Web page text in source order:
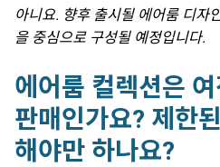
아니요. 향후 출시될 에어룸 디자
을 중심으로 구성될 예정입니다.
에어룸 컬렉션은
판매인가요? 제한
해야만 하나요?